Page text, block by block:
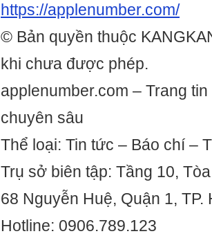
https://applenumber.com/
© Bản quyền thuộc
khi chưa được phép.
applenumber.com – Trang
chuyên sâu
Thể loại: Tin tức – Báo chí –
Trụ sở biên tập: Tầng 10,
68 Nguyễn Huệ, Quận 1, TP.
Hotline: 0906.789.123